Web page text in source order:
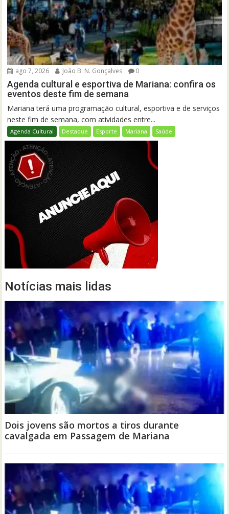
ago 7, 2026 João B. N. Gonçalves 0
Agenda cultural e esportiva de Mariana: confira os
eventos deste fim de semana
Mariana terá uma programação cultural, esportiva e de serviços
neste fim de semana, com atividades entre...
Agenda Cultural Destaque Esporte Mariana Saúde
Notícias mais lidas